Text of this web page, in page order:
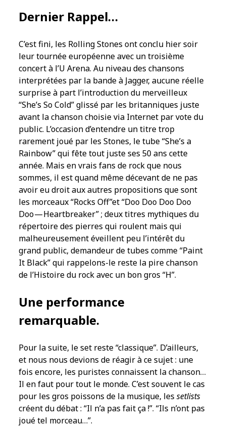
Dernier Rappel…
C’est fini, les Rolling Stones ont conclu hier soir
leur tournée européenne avec un troisième
concert à l’U Arena. Au niveau des chansons
interprétées par la bande à Jagger, aucune réelle
surprise à part l’introduction du merveilleux
“She’s So Cold” glissé par les britanniques juste
avant la chanson choisie via Internet par vote du
public. L’occasion d’entendre un titre trop
rarement joué par les Stones, le tube “She’s a
Rainbow” qui fête tout juste ses 50 ans cette
année. Mais en vrais fans de rock que nous
sommes, il est quand même décevant de ne pas
avoir eu droit aux autres propositions que sont
les morceaux “Rocks Off”et “Doo Doo Doo Doo
Doo — Heartbreaker” ; deux titres mythiques du
répertoire des pierres qui roulent mais qui
malheureusement éveillent peu l’intérêt du
grand public, demandeur de tubes comme “Paint
It Black” qui rappelons-le reste la pire chanson
de l’Histoire du rock avec un bon gros “H”.
Une performance
remarquable.
Pour la suite, le set reste “classique”. D’ailleurs,
et nous nous devions de réagir à ce sujet : une
fois encore, les puristes connaissent la chanson…
Il en faut pour tout le monde. C’est souvent le cas
pour les gros poissons de la musique, lessetlists
créent du débat : “Il n’a pas fait ça !”. “Ils n’ont pas
joué tel morceau…”.